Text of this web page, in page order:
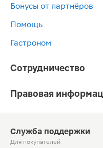
Бонусы от партнёров
Помощь
Гастроном
Сотрудничество
Правовая
Служба поддержки
Для покупателей